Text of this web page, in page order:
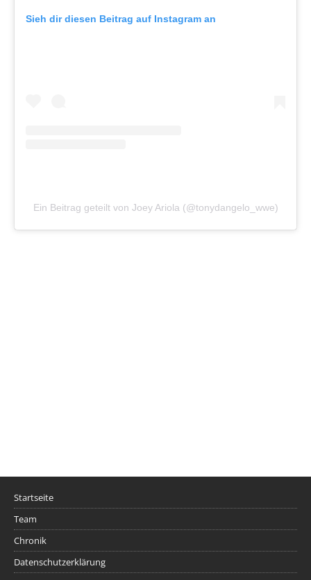
Sieh dir diesen Beitrag auf Instagram an
Ein Beitrag geteilt von Joey Ariola (@tonydangelo_wwe)
Startseite
Team
Chronik
Datenschutzerklärung